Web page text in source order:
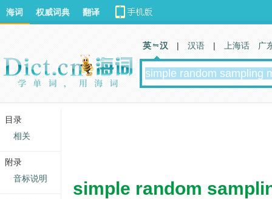
simple random
海词 权威词典 翻译
英 汉 | 汉语 | 上海话 广
目录
相关
附录
音标说明